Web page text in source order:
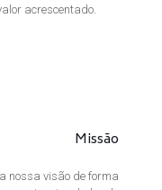
acrescentado.
Missão
nossa visão de forma